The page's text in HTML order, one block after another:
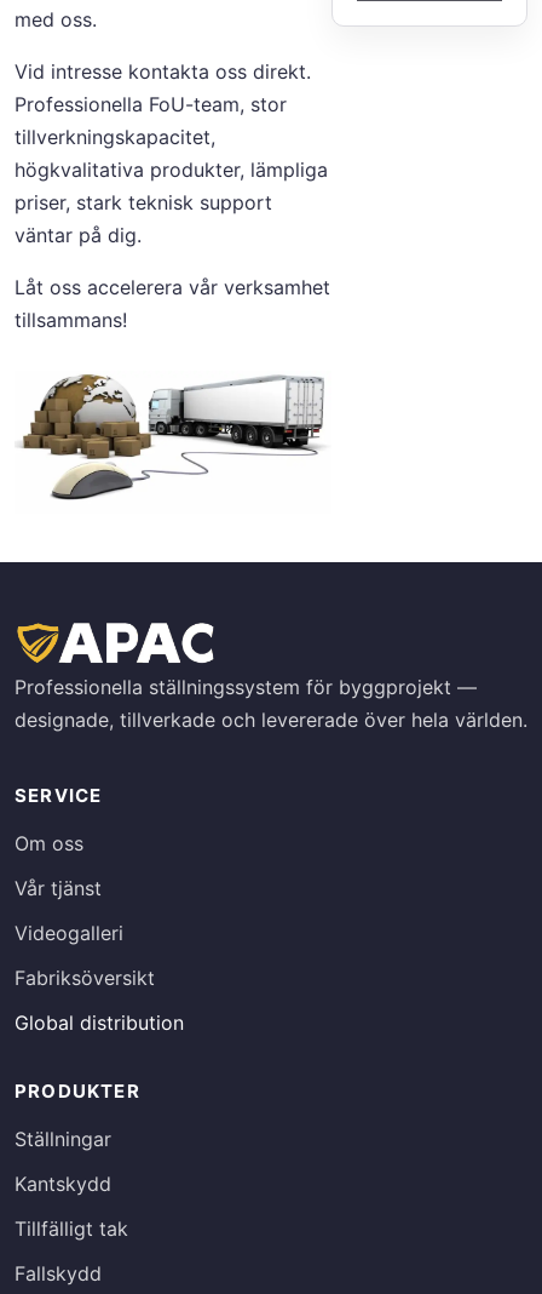
med oss.
Vid intresse kontakta oss direkt.
Professionella FoU-team, stor
tillverkningskapacitet,
högkvalitativa produkter, lämpliga
priser, stark teknisk support
väntar på dig.
Låt oss accelerera vår verksamhet
tillsammans!
Professionella ställningssystem för byggprojekt —
designade, tillverkade och levererade över hela världen.
SERVICE
Om oss
Vår tjänst
Videogalleri
Fabriksöversikt
Global distribution
PRODUKTER
Ställningar
Kantskydd
Tillfälligt tak
Fallskydd